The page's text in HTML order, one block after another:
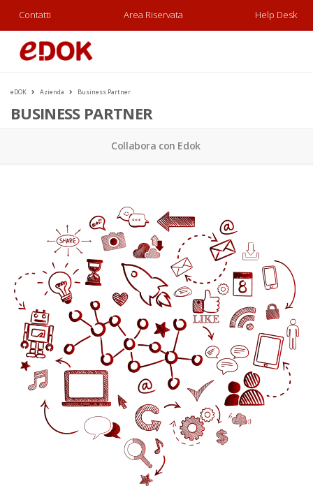
Help Desk
Area Riservata
Contatti
eDOK Azienda Business Partner
BUSINESS PARTNER
Collabora con Edok